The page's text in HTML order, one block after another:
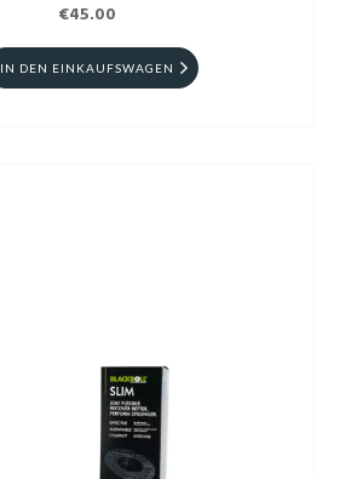
€45.00
IN DEN EINKAUFSWAGEN